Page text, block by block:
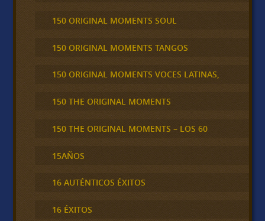
150 ORIGINAL MOMENTS SOUL
150 ORIGINAL MOMENTS TANGOS
150 ORIGINAL MOMENTS VOCES LATINAS,
150 THE ORIGINAL MOMENTS
150 THE ORIGINAL MOMENTS – LOS 60
15AÑOS
16 AUTÉNTICOS ÉXITOS
16 ÉXITOS